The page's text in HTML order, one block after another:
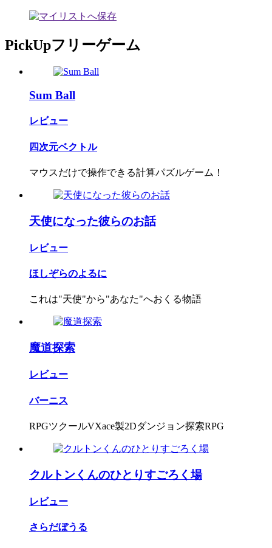
PickUpフリーゲーム
Sum Ball
レビュー
四次元ベクトル
マウスだけで操作できる計算パズルゲーム！
天使になった彼らのお話
レビュー
ほしぞらのよるに
これは"天使"から"あなた"へおくる物語
魔道探索
レビュー
バーニス
RPGツクールVXace製2Dダンジョン探索RPG
クルトンくんのひとりすごろく場
レビュー
さらだぼうる